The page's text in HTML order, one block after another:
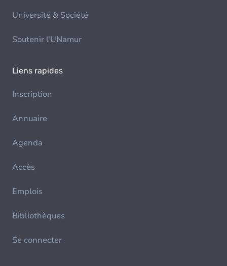
Université & Société
Soutenir l'UNamur
Liens rapides
Inscription
Annuaire
Agenda
Accès
Emplois
Bibliothèques
Se connecter